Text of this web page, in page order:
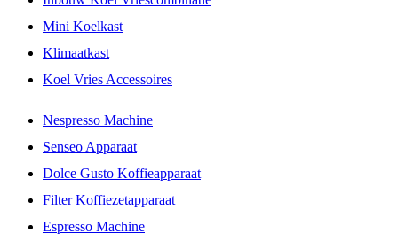
Mini Koelkast
Klimaatkast
Koel Vries Accessoires
Nespresso Machine
Senseo Apparaat
Dolce Gusto Koffieapparaat
Filter Koffiezetapparaat
Espresso Machine